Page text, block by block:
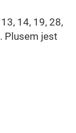
14, 19, 28,
Plusem jest